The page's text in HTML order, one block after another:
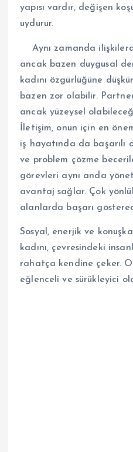
yapısı vardır, değişen
uydurur.
Aynı zamanda
ancak bazen duygusal
kadını özgürlüğüne
bazen zor olabilir.
ancak yüzeysel
İletişim, onun için en
iş hayatında da başarılı
ve problem çözme
görevleri aynı anda
avantaj sağlar. Çok
alanlarda başarı
Sosyal, enerjik ve
kadını, çevresindeki
rahatça kendine çeker.
eğlenceli ve sürükleyici